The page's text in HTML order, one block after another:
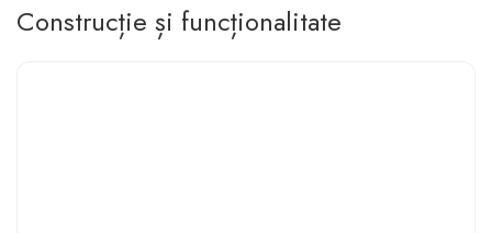
Construcție și funcționalitate